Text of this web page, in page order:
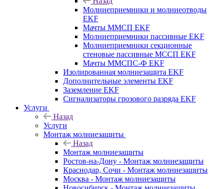
Молниеприемники и молниеотводы
EKF
Мачты ММСП EKF
Молниеприемники пассивные EKF
Молниеприемники секционные
стеновые пассивные МССП EKF
Мачты ММСПС-Ф EKF
Изолированная молниезащита EKF
Дополнительные элементы EKF
Заземление EKF
Сигнализаторы грозового разряда EKF
Услуги
Назад
Услуги
Монтаж молниезащиты
Назад
Монтаж молниезащиты
Ростов-на-Дону - Монтаж молниезащиты
Краснодар, Сочи - Монтаж молниезащиты
Москва - Монтаж молниезащиты